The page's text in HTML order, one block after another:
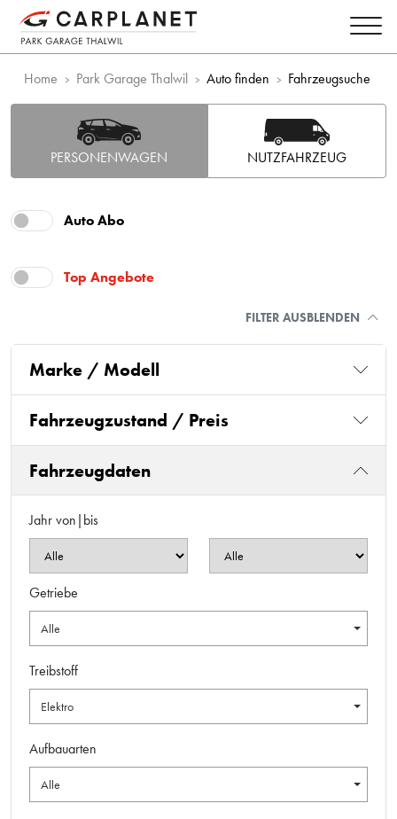
Home Park Garage Thalwil Auto finden Fahrzeugsuche
PERSONENWAGEN NUTZFAHRZEUG
Auto Abo
Top Angebote
FILTER AUSBLENDEN
Marke / Modell
Fahrzeugzustand / Preis
Fahrzeugdaten
Jahr von|bis
Getriebe
Alle
Treibstoff
Elektro
Aufbauarten
Alle